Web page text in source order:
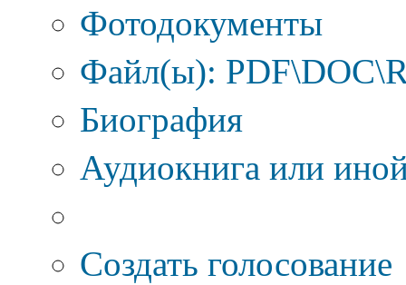
Фотодокументы
Файл(ы):
Биография
Аудиокнига или
Создать голосование